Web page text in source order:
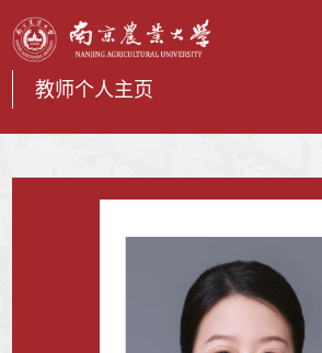
教师个人主页